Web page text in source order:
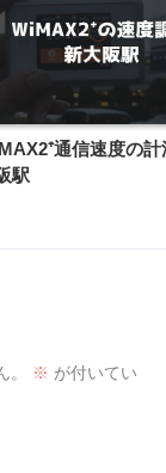
通信速度の
駅
※ が付いてい